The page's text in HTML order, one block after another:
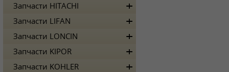
Запчасти HITACHI
Запчасти LIFAN
Запчасти LONCIN
Запчасти KIPOR
Запчасти KOHLER